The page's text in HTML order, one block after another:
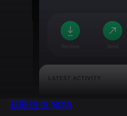
获取钱包 NOW